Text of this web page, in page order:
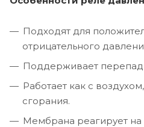
Подходят для
отрицательного
Поддерживает
Работает как с
сгорания.
Мембрана реагирует на